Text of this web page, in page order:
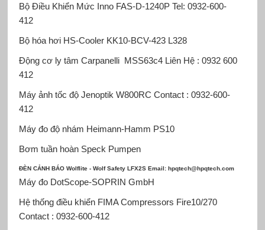
Bộ Điều Khiển Mức InnoFAS-D-1240P Tel: 0932-600-
412
Bộ hóa hơi HS-CoolerKK10-BCV-423 L328
Động cơ ly tâm CarpanelliMSS63c4 Liên Hệ : 0932 600
412
Máy ảnh tốc độ Jenoptik W800RC Contact : 0932-600-
412
Máy đo độ nhám Heimann-Hamm PS10
Bơm tuần hoàn Speck Pumpen
ĐÈN CẢNH BÁO Wolflite - Wolf SafetyLFX2S Email: hpqtech@hpqtech.com
Máy đo DotScope-SOPRIN GmbH
Hệ thống điều khiển FIMA Compressors Fire10/270
Contact : 0932-600-412